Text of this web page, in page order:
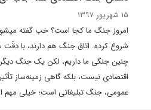
۱۵ شهریور ۱۳۹۷
امروز جنگ ما کجا است؟ خب گفته
شروع کرده. اتاق جنگ هم دارند، با دقّت
چنین جنگی ما داریم، لکن یک جنگ
اقتصادی نیست، بلکه گاهی
عمومی، جنگ تبلیغاتی است؛ خیلی